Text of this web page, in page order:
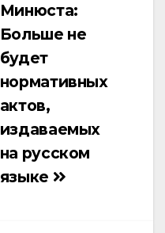
Минюста:
Больше не
будет
нормативных
актов,
издаваемых
на русском
языке